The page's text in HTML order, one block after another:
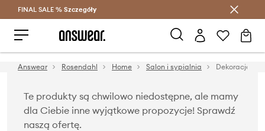
Oszczędzaj z Answear Club >
FINAL SALE % Szczegóły
Answear Rosendahl Home Salon i sypialnia Dekoracje
Te produkty są chwilowo niedostępne, ale mamy
dla Ciebie inne wyjątkowe propozycje! Sprawdź
naszą ofertę.